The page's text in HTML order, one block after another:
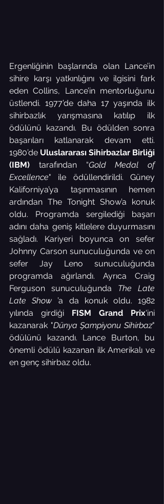
Ergenliğinin başlarında olan Lance’in
sihire karşı yatkınlığını ve ilgisini fark
eden Collins, Lance’in mentorluğunu
üstlendi. 1977’de daha 17 yaşında ilk
sihirbazlık yarışmasına katılıp ilk
ödülünü kazandı. Bu ödülden sonra
başarıları katlanarak devam etti.
1980’de Uluslararası Sihirbazlar Birliği
(IBM) tarafından “Gold Medal of
Excellence" ile ödüllendirildi. Güney
Kaliforniya’ya taşınmasının hemen
ardından The Tonight Show’a konuk
oldu. Programda sergilediği başarı
adını daha geniş kitlelere duyurmasını
sağladı. Kariyeri boyunca on sefer
Johnny Carson sunuculuğunda ve on
sefer Jay Leno sunuculuğunda
programda ağırlandı. Ayrıca Craig
Ferguson sunuculuğunda The Late
Late Show ’a da konuk oldu. 1982
yılında girdiği FISM Grand Prix'ini
kazanarak "Dünya Şampiyonu Sihirbaz"
ödülünü kazandı. Lance Burton, bu
önemli ödülü kazanan ilk Amerikalı ve
en genç sihirbaz oldu.